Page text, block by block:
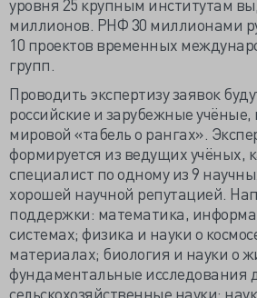
миллионов. РНФ 30 миллионами
10 проектов временных
групп.
Проводить экспертизу заявок
российские и зарубежные
мировой «табель о рангах».
формируется из ведущих учёных,
специалист по одному из 9
хорошей научной репутацией.
поддержки: математика,
системах; физика и науки о
материалах; биология и науки о
фундаментальные исследования
сельскохозяйственные науки;